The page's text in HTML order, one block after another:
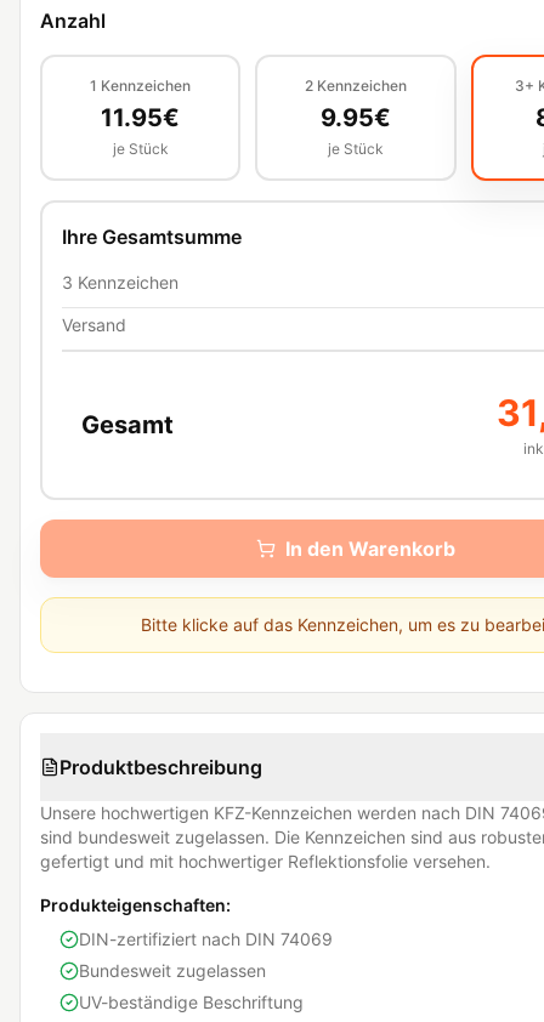
Anzahl
1 Kennzeichen
11.95€
je Stück
2 Kennzeichen
9.95€
je Stück
3+
Ihre Gesamtsumme
3 Kennzeichen
Versand
Gesamt
In den Warenkorb
Bitte klicke auf das Kennzeichen, um es zu
Produktbeschreibung
Unsere hochwertigen KFZ-Kennzeichen werden nach DIN
sind bundesweit zugelassen. Die Kennzeichen sind aus
gefertigt und mit hochwertiger Reflektionsfolie versehen.
Produkteigenschaften:
DIN-zertifiziert nach DIN 74069
Bundesweit zugelassen
UV-beständige Beschriftung